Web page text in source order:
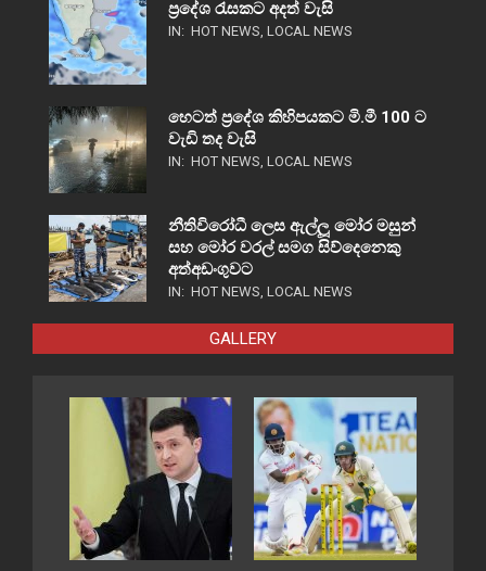
ප්‍රදේශ රැසකට අදත් වැසි
IN: HOT NEWS, LOCAL NEWS
හෙටත් ප්‍රදේශ කිහිපයකට මි.මී 100 ට
වැඩි තද වැසි
IN: HOT NEWS, LOCAL NEWS
නීතිවිරෝධී ලෙස ඇල්ලූ මෝර මසුන්
සහ මෝර වරල් සමග සිව්දෙනෙකු
අත්අඩංගුවට
IN: HOT NEWS, LOCAL NEWS
GALLERY